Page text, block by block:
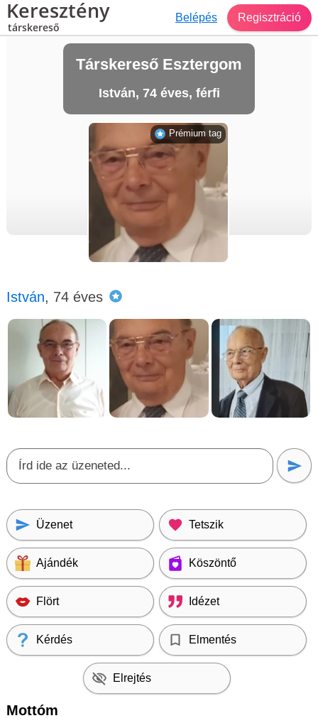
Keresztény
társkereső
Belépés Regisztráció
Társkereső Esztergom
István, 74 éves, férfi
István, 74 éves
Üzenet Tetszik
Ajándék Köszöntő
Flört Idézet
Kérdés Elmentés
Elrejtés
Mottóm
Prémium tag